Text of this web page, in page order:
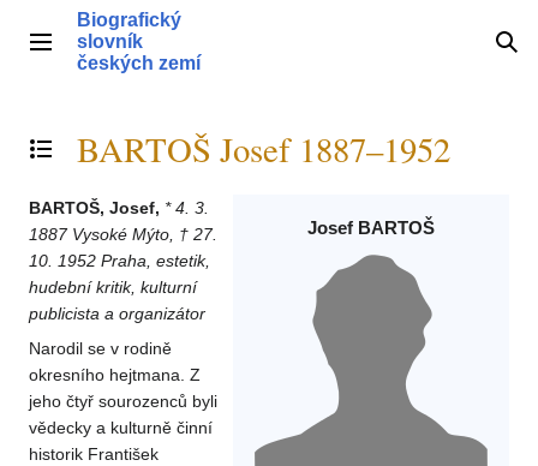
obsahHlavní menu
Biografický
slovník
českých zemí
Přepnout obsah
BARTOŠ Josef 1887–1952
Josef BARTOŠ
BARTOŠ, Josef, * 4. 3.
1887 Vysoké Mýto, † 27.
10. 1952 Praha, estetik,
hudební kritik, kulturní
publicista a organizátor
Narodil se v rodině
okresního hejtmana. Z
jeho čtyř sourozenců byli
vědecky a kulturně činní
historik František